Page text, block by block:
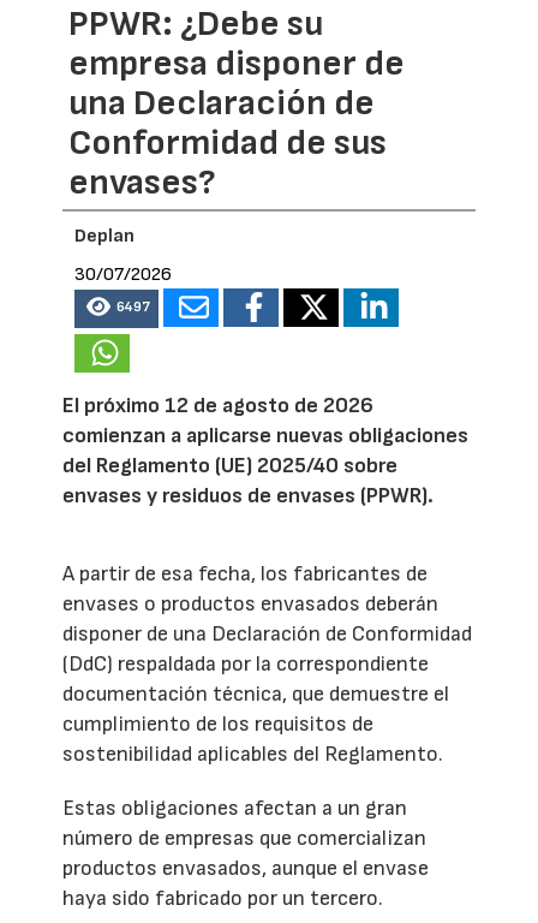
PPWR: ¿Debe su
empresa disponer de
una Declaración de
Conformidad de sus
envases?
Deplan
30/07/2026
6497
El próximo 12 de agosto de 2026
comienzan a aplicarse nuevas obligaciones
del Reglamento (UE) 2025/40 sobre
envases y residuos de envases (PPWR).
A partir de esa fecha, los fabricantes de
envases o productos envasados deberán
disponer de una Declaración de Conformidad
(DdC) respaldada por la correspondiente
documentación técnica, que demuestre el
cumplimiento de los requisitos de
sostenibilidad aplicables del Reglamento.
Estas obligaciones afectan a un gran
número de empresas que comercializan
productos envasados, aunque el envase
haya sido fabricado por un tercero.